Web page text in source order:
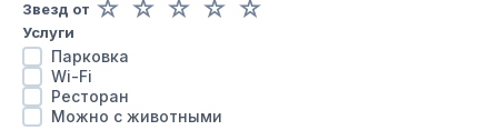
Звезд от ☆ ☆ ☆ ☆ ☆
Услуги
Парковка
Wi-Fi
Ресторан
Можно с животными